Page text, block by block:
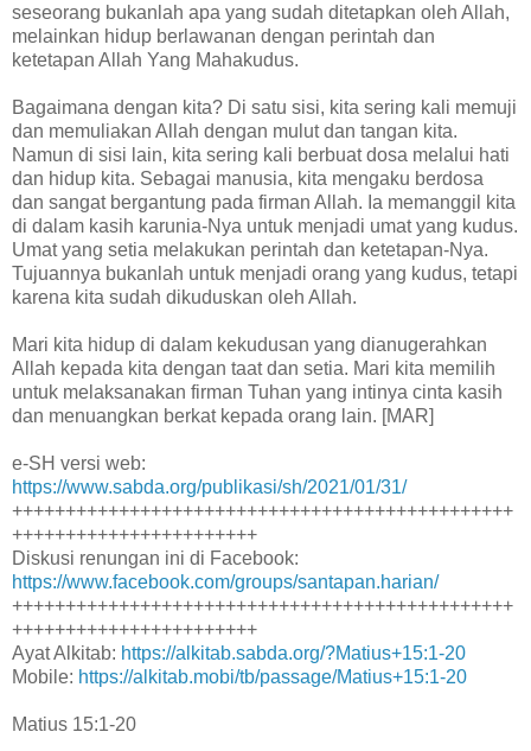
seseorang bukanlah apa yang sudah ditetapkan oleh Allah,
melainkan hidup berlawanan dengan perintah dan
ketetapan Allah Yang Mahakudus.
Bagaimana dengan kita? Di satu sisi, kita sering kali memuji
dan memuliakan Allah dengan mulut dan tangan kita.
Namun di sisi lain, kita sering kali berbuat dosa melalui hati
dan hidup kita. Sebagai manusia, kita mengaku berdosa
dan sangat bergantung pada firman Allah. Ia memanggil kita
di dalam kasih karunia-Nya untuk menjadi umat yang kudus.
Umat yang setia melakukan perintah dan ketetapan-Nya.
Tujuannya bukanlah untuk menjadi orang yang kudus, tetapi
karena kita sudah dikuduskan oleh Allah.
Mari kita hidup di dalam kekudusan yang dianugerahkan
Allah kepada kita dengan taat dan setia. Mari kita memilih
untuk melaksanakan firman Tuhan yang intinya cinta kasih
dan menuangkan berkat kepada orang lain. [MAR]
e-SH versi web:
https://www.sabda.org/publikasi/sh/2021/01/31/
+++++++++++++++++++++++++++++++++++++++++++++++
+++++++++++++++++++++++
Diskusi renungan ini di Facebook:
https://www.facebook.com/groups/santapan.harian/
+++++++++++++++++++++++++++++++++++++++++++++++
+++++++++++++++++++++++
Ayat Alkitab: https://alkitab.sabda.org/?Matius+15:1-20
Mobile: https://alkitab.mobi/tb/passage/Matius+15:1-20
Matius 15:1-20